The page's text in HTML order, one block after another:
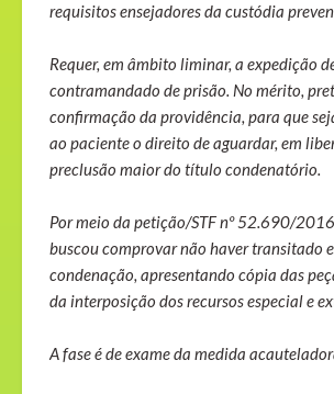
requisitos ensejadores da custódia
Requer, em âmbito liminar, a expedição
contramandado de prisão. No mérito,
confirmação da providência, para que
ao paciente o direito de aguardar, em
preclusão maior do título condenatório.
Por meio da petição/STF nº 52.690/
buscou comprovar não haver transitado
condenação, apresentando cópia das
da interposição dos recursos especial e
A fase é de exame da medida